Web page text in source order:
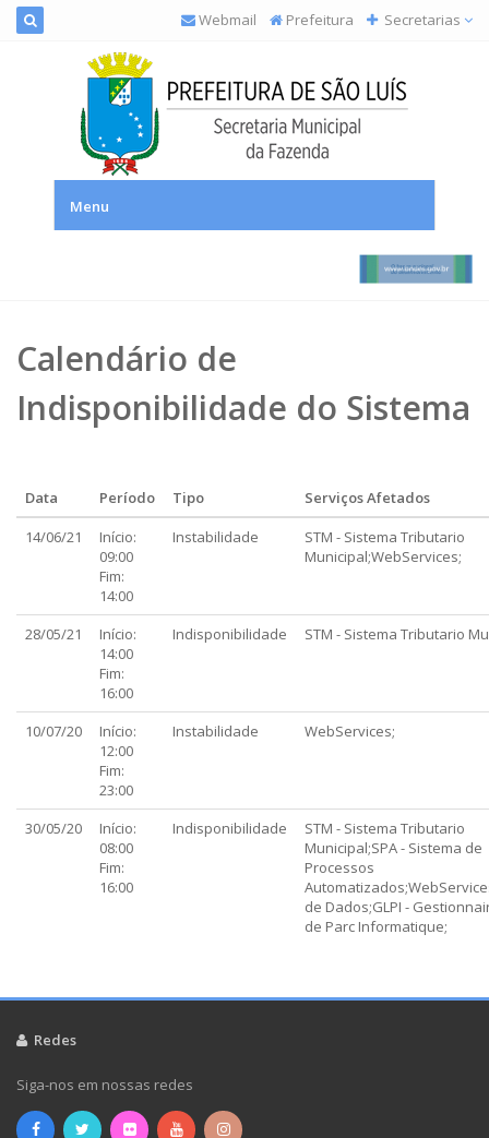
Webmail Prefeitura Secretarias
Menu
Calendário de
Indisponibilidade do Sistema
Data Período Tipo
Serviços Afetados
14/06/21
Início:
09:00
Fim:
14:00
Instabilidade
STM - Sistema Tributario
Municipal;WebServices;
28/05/21
Início:
14:00
Fim:
16:00
Indisponibilidade STM - Sistema Tributario
10/07/20
Início:
12:00
Fim:
23:00
Instabilidade WebServices;
30/05/20
Início:
08:00
Fim:
16:00
Indisponibilidade
STM - Sistema Tributario
Municipal;SPA - Sistema de
Processos
de Dados;GLPI -
de Parc Informatique;
Redes
Siga-nos em nossas redes